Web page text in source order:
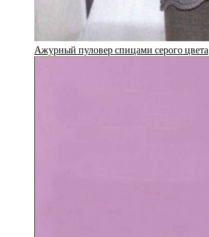
Ажурный пуловер спицами серого цвета